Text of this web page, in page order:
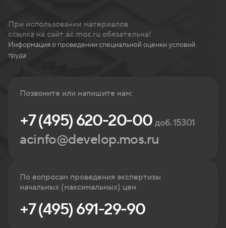
При использовании материалов
ссылка на сайт ac.mos.ru обязательна!
Информация о проведении специальной оценки условий
труда
Позвоните или напишите нам:
+7 (495) 620-20-00доб. 15301
acinfo@develop.mos.ru
По вопросам проведения экспертизы
начальных (максимальных) цен
+7 (495) 691-29-90